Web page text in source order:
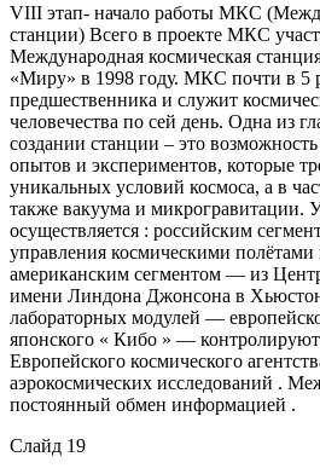
VIII этап- начало работы МКС
станции) Всего в проекте МКС
Международная космическая
«Миру» в 1998 году. МКС почти в 5
предшественника и служит
человечества по сей день. Одна из
создании станции – это
опытов и экспериментов, которые
уникальных условий космоса, а в
также вакуума и микрогравитации.
осуществляется : российским
управления космическими полётами
американским сегментом — из
имени Линдона Джонсона в
лабораторных модулей —
японского « Кибо » —
Европейского космического
аэрокосмических исследований .
постоянный обмен информацией .
Слайд 19